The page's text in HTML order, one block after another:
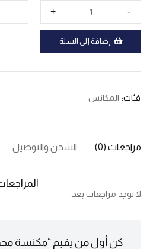
إضافة إلى السلة
فئات: المكانس
مراجعات (0) الشحن والتوصيل
لا توجد مراجعات بعد.
كن أول من يقيم “مكنسة